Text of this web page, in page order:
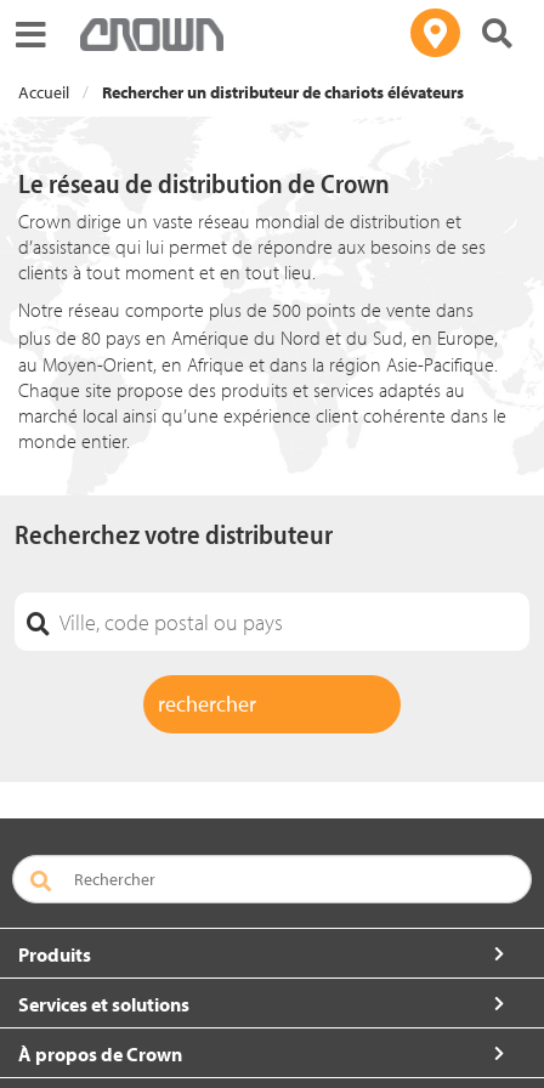
Toggle navigation
Accueil Rechercher un distributeur de chariots élévateurs
Le réseau de distribution de Crown
Crown dirige un vaste réseau mondial de distribution et
d’assistance qui lui permet de répondre aux besoins de ses
clients à tout moment et en tout lieu.
Notre réseau comporte plus de 500 points de vente dans
plus de 80 pays en Amérique du Nord et du Sud, en Europe,
au Moyen-Orient, en Afrique et dans la région Asie-Pacifique.
Chaque site propose des produits et services adaptés au
marché local ainsi qu’une expérience client cohérente dans le
monde entier.
Recherchez votre distributeur
Produits
Services et solutions
À propos de Crown